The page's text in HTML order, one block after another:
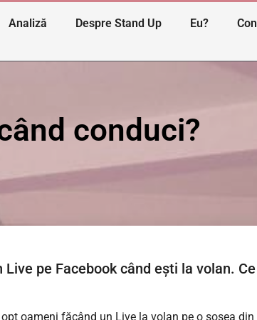
Analiză Despre Stand Up Eu?
conduci?
pe Facebook când ești la volan. Ce
oameni făcând un Live la volan pe o șosea din